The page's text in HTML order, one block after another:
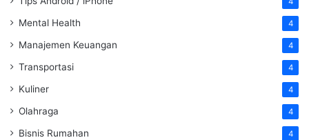
Mental Health 4
Manajemen Keuangan 4
Transportasi 4
Kuliner 4
Olahraga 4
Bisnis Rumahan 4